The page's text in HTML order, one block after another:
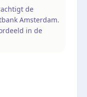
de
Amsterdam.
in de